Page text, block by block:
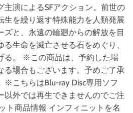
主演によるSFアクション。前世の
生を繰り返す特殊能力を人類発展
ズと、永遠の輪廻からの解放を目
生命を滅亡させる石をめぐり、
る。 ※この商品は、予約した場
る場合もございます。予めご了承
※こちらはBlu-ray Disc専用ソフ
以外では再生できませんのでご注
ト商品情報 インフィニットを名